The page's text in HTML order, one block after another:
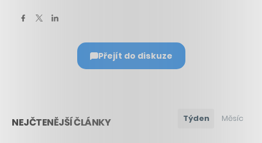
Přejít do diskuze
NEJČTENĚJŠÍ ČLÁNKY Týden Měsíc